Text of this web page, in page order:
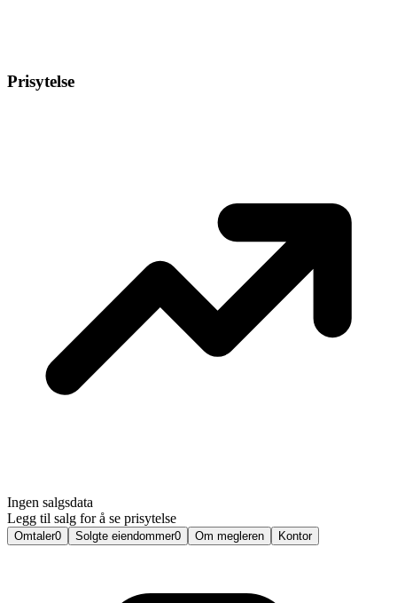
Prisytelse
Ingen salgsdata
Legg til salg for å se prisytelse
Omtaler0 Solgte eiendommer0 Om megleren Kontor